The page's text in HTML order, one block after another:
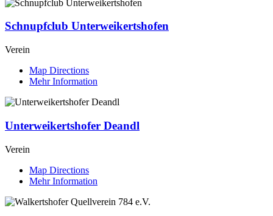
Schnupfclub Unterweikertshofen
Verein
Map Directions
Mehr Information
Unterweikertshofer Deandl
Verein
Map Directions
Mehr Information